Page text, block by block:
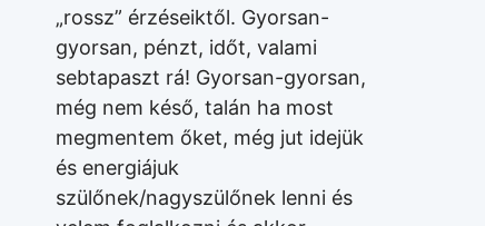
„rossz” érzéseiktől. Gyorsan-
gyorsan, pénzt, időt, valami
sebtapaszt rá! Gyorsan-gyorsan,
még nem késő, talán ha most
megmentem őket, még jut idejük
és energiájuk
szülőnek/nagyszülőnek lenni és